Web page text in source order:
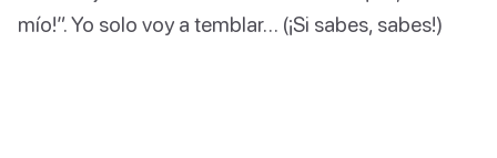
mío!”. Yo solo voy a temblar… (¡Si sabes, sabes!)